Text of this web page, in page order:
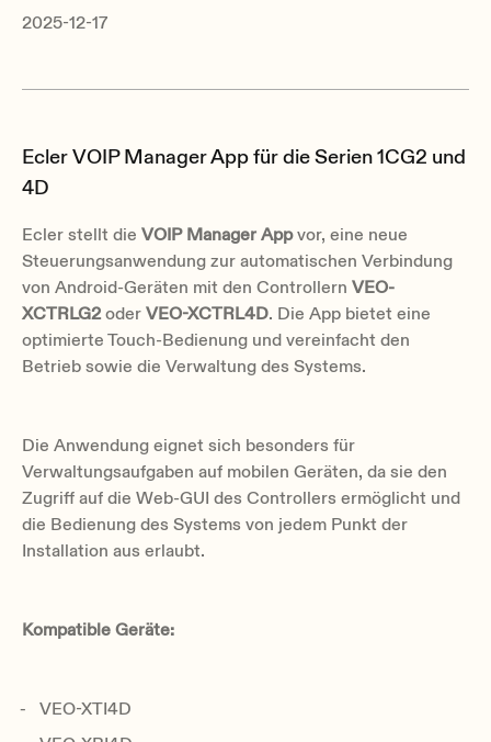
2025-12-17
Ecler VOIP Manager App für die Serien 1CG2 und
4D
Ecler stellt die VOIP Manager Appvor, eine neue
Steuerungsanwendung zur automatischen Verbindung
von Android-Geräten mit den Controllern VEO-
XCTRLG2 oder VEO-XCTRL4D. Die App bietet eine
optimierte Touch-Bedienung und vereinfacht den
Betrieb sowie die Verwaltung des Systems.
Die Anwendung eignet sich besonders für
Verwaltungsaufgaben auf mobilen Geräten, da sie den
Zugriff auf die Web-GUI des Controllers ermöglicht und
die Bedienung des Systems von jedem Punkt der
Installation aus erlaubt.
Kompatible Geräte:
VEO-XTI4D